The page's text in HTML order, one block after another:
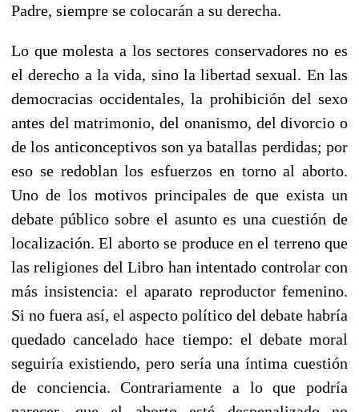
Padre, siempre se colocarán a su derecha.
Lo que molesta a los sectores conservadores no es
el derecho a la vida, sino la libertad sexual. En las
democracias occidentales, la prohibición del sexo
antes del matrimonio, del onanismo, del divorcio o
de los anticonceptivos son ya batallas perdidas; por
eso se redoblan los esfuerzos en torno al aborto.
Uno de los motivos principales de que exista un
debate público sobre el asunto es una cuestión de
localización. El aborto se produce en el terreno que
las religiones del Libro han intentado controlar con
más insistencia: el aparato reproductor femenino.
Si no fuera así, el aspecto político del debate habría
quedado cancelado hace tiempo: el debate moral
seguiría existiendo, pero sería una íntima cuestión
de conciencia. Contrariamente a lo que podría